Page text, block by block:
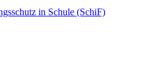
in Schule (SchiF)